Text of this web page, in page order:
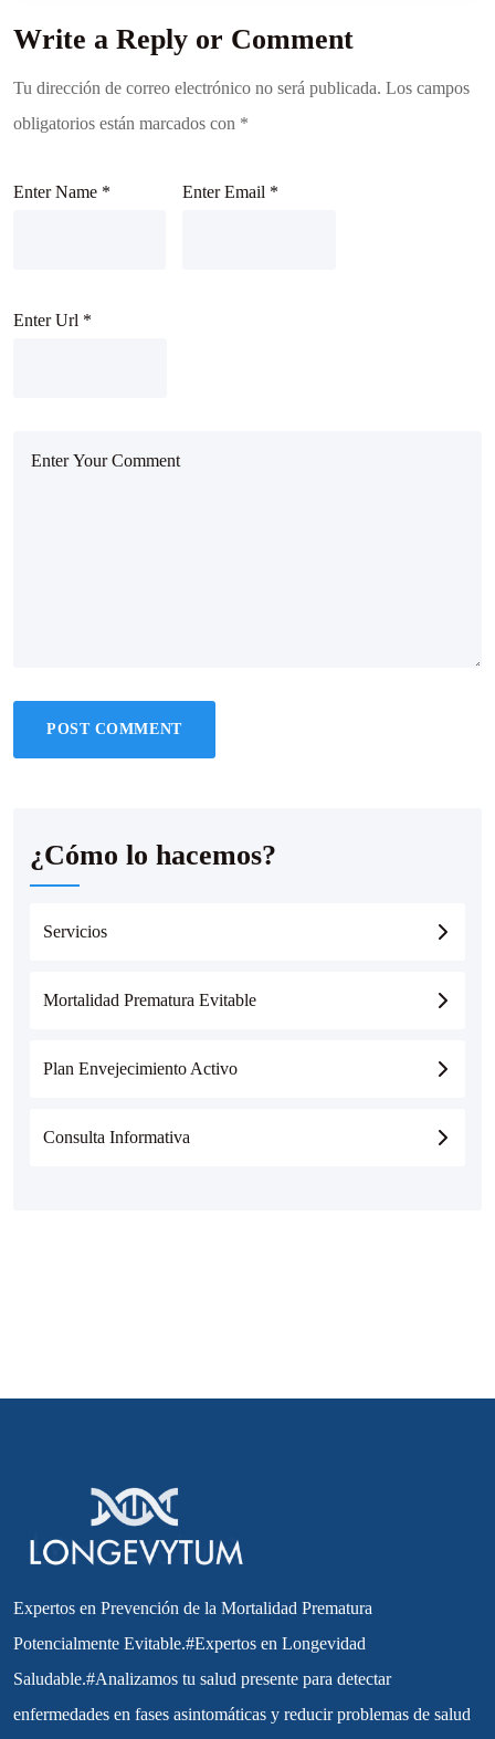
Write a Reply or Comment
Tu dirección de correo electrónico no será publicada. Los campos
obligatorios están marcados con *
Enter Name * Enter Email *
Enter Url *
¿Cómo lo hacemos?
Servicios
Mortalidad Prematura Evitable
Plan Envejecimiento Activo
Consulta Informativa
Expertos en Prevención de la Mortalidad Prematura
Potencialmente Evitable.#Expertos en Longevidad
Saludable.#Analizamos tu salud presente para detectar
enfermedades en fases asintomáticas y reducir problemas de salud